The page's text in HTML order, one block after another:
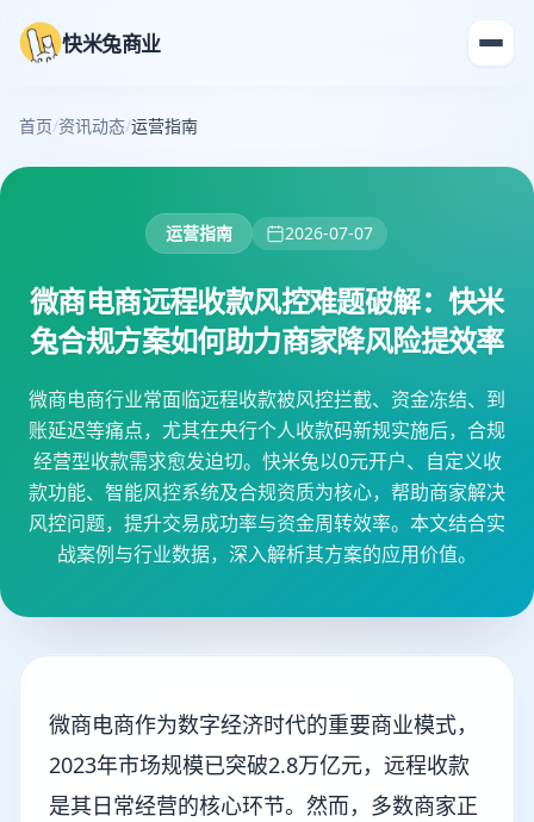
快米兔商业
首页/资讯动态/运营指南
运营指南 2026-07-07
微商电商远程收款风控难题破解：快米
兔合规方案如何助力商家降风险提效率
微商电商行业常面临远程收款被风控拦截、资金冻结、到
账延迟等痛点，尤其在央行个人收款码新规实施后，合规
经营型收款需求愈发迫切。快米兔以0元开户、自定义收
款功能、智能风控系统及合规资质为核心，帮助商家解决
风控问题，提升交易成功率与资金周转效率。本文结合实
战案例与行业数据，深入解析其方案的应用价值。
微商电商作为数字经济时代的重要商业模式，
2023年市场规模已突破2.8万亿元，远程收款
是其日常经营的核心环节。然而，多数商家正